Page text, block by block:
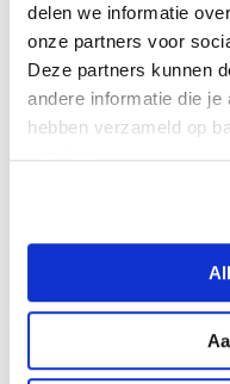
delen we informatie
onze partners voor
Deze partners kunnen
andere informatie die
hebben verzameld op
services.